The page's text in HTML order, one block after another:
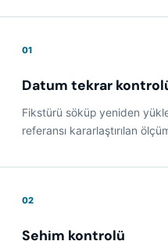
01
Datum tekrar
Fikstürü söküp yeniden
referansı kararlaştırılan
02
Sehim kontrolü